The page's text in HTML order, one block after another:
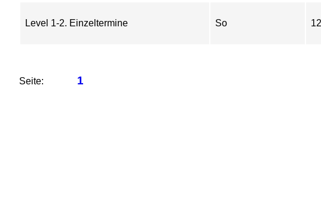
Level 1-2. Einzeltermine So
Seite: 1